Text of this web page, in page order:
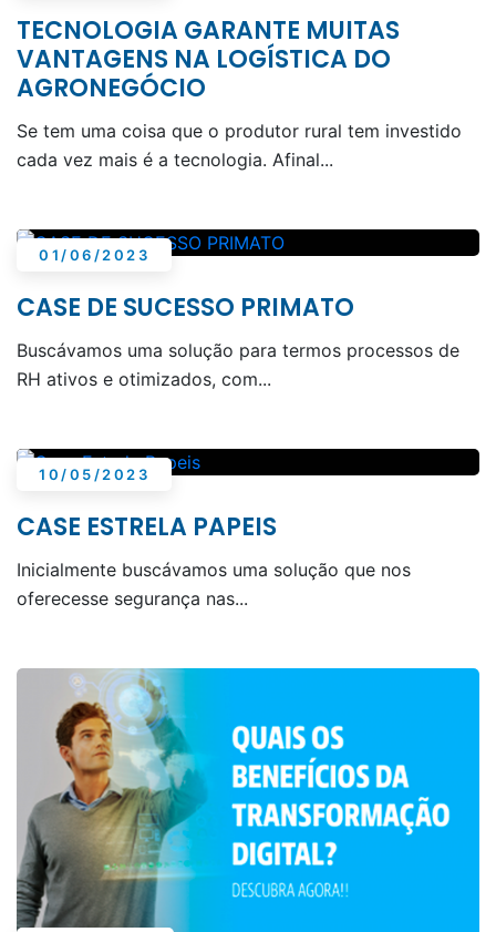
TECNOLOGIA GARANTE MUITAS
VANTAGENS NA LOGÍSTICA DO
AGRONEGÓCIO
Se tem uma coisa que o produtor rural tem investido
cada vez mais é a tecnologia. Afinal...
01/06/2023
CASE DE SUCESSO PRIMATO
Buscávamos uma solução para termos processos de
RH ativos e otimizados, com...
10/05/2023
CASE ESTRELA PAPEIS
Inicialmente buscávamos uma solução que nos
oferecesse segurança nas...